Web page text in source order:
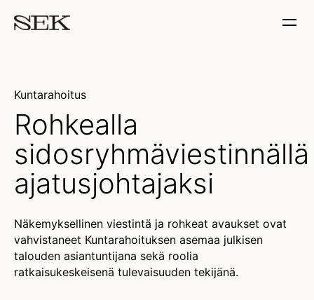
Kuntarahoitus
Rohkealla
sidosryhmäviestinnällä
ajatusjohtajaksi
Näkemyksellinen viestintä ja rohkeat avaukset ovat
vahvistaneet Kuntarahoituksen asemaa julkisen
talouden asiantuntijana sekä roolia
ratkaisukeskeisenä tulevaisuuden tekijänä.